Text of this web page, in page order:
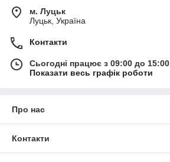
м. Луцьк
Луцьк, Україна
Контакти
Сьогодні працює з 09:00 до 15:00
Показати весь графік роботи
Про нас
Контакти